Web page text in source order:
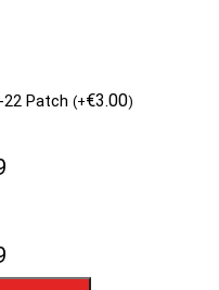
22 Patch(+€3.00)